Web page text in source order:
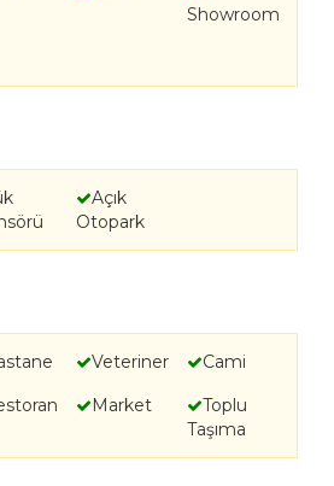
Showroom
Açık
Otopark
Veteriner
Cami
Market
Toplu
Taşıma